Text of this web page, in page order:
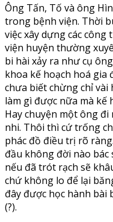
Ông Tấn, Tố và ông
trong bệnh viện. Thời
việc xây dựng các
viện huyện thường
bi hài xảy ra như cụ
khoa kế hoạch hoá gia
chưa biết chừng chỉ
làm gì được nữa mà kế
Hay chuyện một ông
nhi. Thôi thì cứ trống
phác đồ điều trị rõ
đầu không đời nào
nếu đã trót rạch sẽ
chứ không lo để lại
đây được học hành bài
(?).